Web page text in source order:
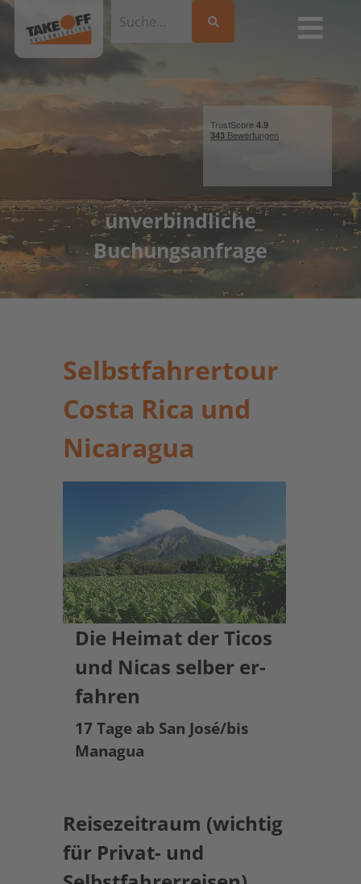
unverbindliche
Buchungsanfrage
Selbstfahrertour
Costa Rica und
Nicaragua
Die Heimat der Ticos
und Nicas selber er-
fahren
17 Tage ab San José/bis
Managua
Reisezeitraum (wichtig
für Privat- und